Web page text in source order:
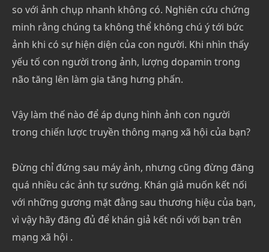
so với ảnh chụp nhanh không có. Nghiên cứu chứng
minh rằng chúng ta không thể không chú ý tới bức
ảnh khi có sự hiện diện của con người. Khi nhìn thấy
yếu tố con người trong ảnh, lượng dopamin trong
não tăng lên làm gia tăng hưng phấn.
Vậy làm thế nào để áp dụng hình ảnh con người
trong chiến lược truyền thông mạng xã hội của bạn?
Đừng chỉ đứng sau máy ảnh, nhưng cũng đừng đăng
quá nhiều các ảnh tự sướng. Khán giả muốn kết nối
với những gương mặt đằng sau thương hiệu của bạn,
vì vậy hãy đăng đủ để khán giả kết nối với bạn trên
mạng xã hội .